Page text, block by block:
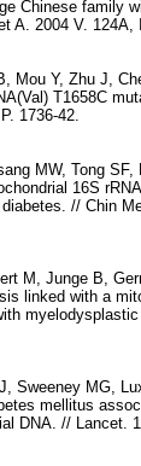
Chinese family
A. 2004 V. 124A,
Mou Y, Zhu J,
T1658C
1736-42.
MW, Tong
16S
// Chin
M, Junge B,
linked with a
Sweeney MG,
mellitus
DNA. // Lancet.